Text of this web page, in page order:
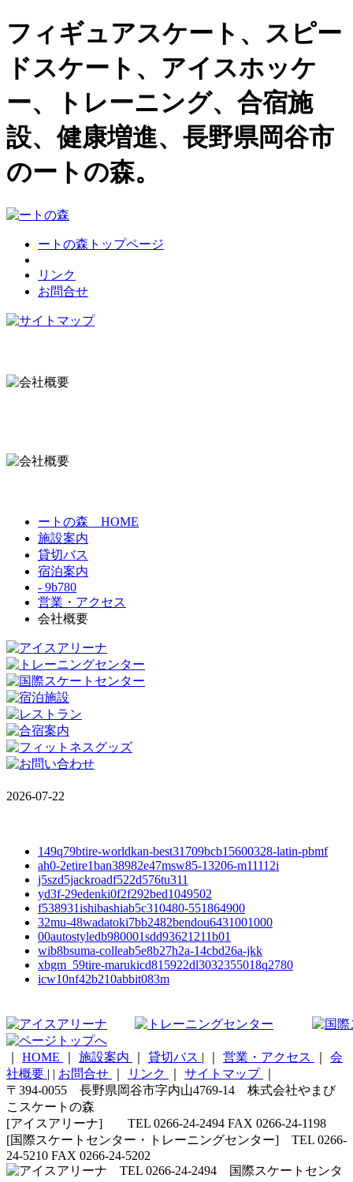
フィギュアスケート、スピー
ドスケート、アイスホッケ
ー、トレーニング、合宿施
設、健康増進、長野県岡谷市
のートの森。
ートの森トップページ
リンク
お問合せ
ートの森 HOME
施設案内
貸切バス
宿泊案内
- 9b780
営業・アクセス
会社概要
2026-07-22
149q79btire-worldkan-best31709bcb15600328-latin-pbmf
ah0-2etire1ban38982e47msw85-13206-m11112i
j5szd5jackroadf522d576tu311
yd3f-29edenki0f2f292bed1049502
f538931ishibashiab5c310480-551864900
32mu-48wadatoki7bb2482bendou6431001000
00autostyledb980001sdd93621211b01
wib8bsuma-colleab5e8b27h2a-14cbd26a-jkk
xbgm_59tire-marukicd815922dl3032355018q2780
icw10nf42b210abbit083m
HOME 施設案内 貸切バス | 営業・アクセス
会
社概要 | | お問合せ リンク サイトマップ
〒394-0055 長野県岡谷市字内山4769-14 株式会社やまび
こスケートの森
[アイスアリーナ] TEL 0266-24-2494 FAX 0266-24-1198
[国際スケートセンター・トレーニングセンター] TEL 0266-
24-5210 FAX 0266-24-5202